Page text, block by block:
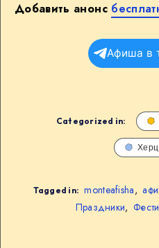
Добавить анонс
Афиша в
Categorized in:
Tagged in: monteafisha,
Праздники,